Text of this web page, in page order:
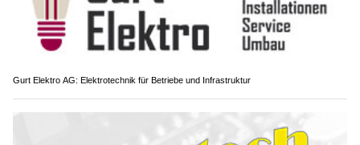
Gurt Elektro AG: Elektrotechnik für Betriebe und Infrastruktur